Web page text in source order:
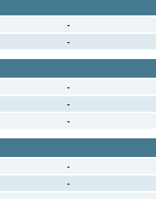
-
-
-
-
-
-
-